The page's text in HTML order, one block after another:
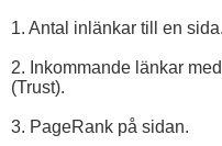
1. Antal inlänkar till en sida.
2. Inkommande länkar
(Trust).
3. PageRank på sidan.